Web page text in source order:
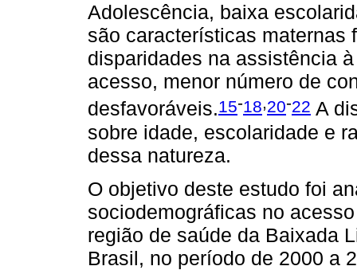
Adolescência, baixa
são características maternas
disparidades na assistência
acesso, menor número de
desfavoráveis.15-18,20-22 A
sobre idade, escolaridade e
dessa natureza.
O objetivo deste estudo foi
sociodemográficas no
região de saúde da Baixada
Brasil, no período de 2000 a